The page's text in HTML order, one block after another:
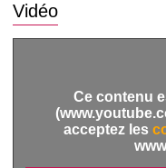
Vidéo
Ce contenu
acceptez les